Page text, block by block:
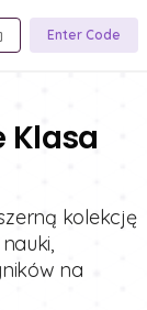
Enter Code
Klasa
kolekcję
na